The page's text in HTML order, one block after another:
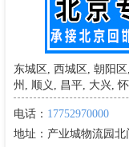
东城区, 西城区, 朝阳
州, 顺义, 昌平, 大兴,
电话： 17752970000
地址： 产业城物流园北